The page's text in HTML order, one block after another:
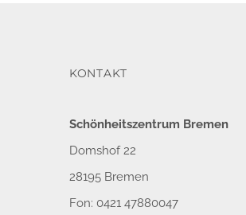
KONTAKT
Schönheitszentrum Bremen
Domshof 22
28195 Bremen
Fon: 0421 47880047